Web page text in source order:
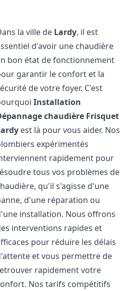
la ville de Lardy, il est
d'avoir une chaudière
bon état de fonctionnement
garantir le confort et la
de votre foyer. C'est
Installation
chaudière Frisquet
est là pour vous aider. Nos
expérimentés
rapidement pour
tous vos problèmes de
qu'il s'agisse d'une
d'une réparation ou
installation. Nous offrons
interventions rapides et
pour réduire les délais
et vous permettre de
rapidement votre
Nos tarifs compétitifs